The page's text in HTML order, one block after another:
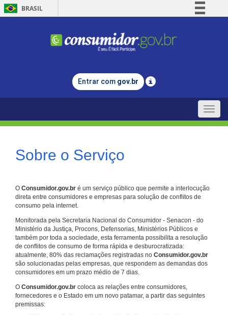
BRASIL
Comunica BR
Legislação
Entrar com gov.br
Toggle
Sobre o Serviço
O Consumidor.gov.br é um serviço público que permite a interlocução
direta entre consumidores e empresas para solução de conflitos de
consumo pela internet.
Monitorada pela Secretaria Nacional do Consumidor - Senacon - do
Ministério da Justiça, Procons, Defensorias, Ministérios Públicos e
também por toda a sociedade, esta ferramenta possibilita a resolução
de conflitos de consumo de forma rápida e desburocratizada:
atualmente, 80% das reclamações registradas no Consumidor.gov.br
são solucionadas pelas empresas, que respondem as demandas dos
consumidores em um prazo médio de 7 dias.
O Consumidor.gov.br coloca as relações entre consumidores,
fornecedores e o Estado em um novo patamar, a partir das seguintes
premissas: